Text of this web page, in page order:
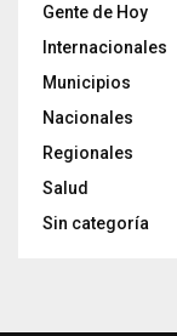
Gente de Hoy
Internacionales
Municipios
Nacionales
Regionales
Salud
Sin categoría